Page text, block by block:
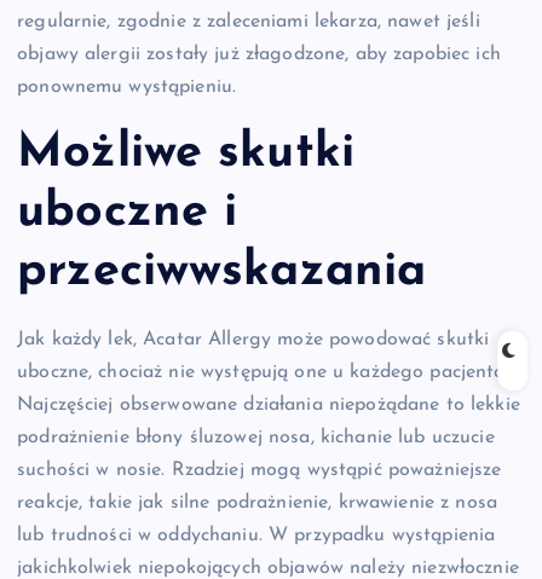
regularnie, zgodnie z zaleceniami lekarza, nawet jeśli
objawy alergii zostały już złagodzone, aby zapobiec ich
ponownemu wystąpieniu.
Możliwe skutki
uboczne i
przeciwwskazania
Jak każdy lek, Acatar Allergy może powodować skutki
uboczne, chociaż nie występują one u każdego pacjenta.
Najczęściej obserwowane działania niepożądane to lekkie
podrażnienie błony śluzowej nosa, kichanie lub uczucie
suchości w nosie. Rzadziej mogą wystąpić poważniejsze
reakcje, takie jak silne podrażnienie, krwawienie z nosa
lub trudności w oddychaniu. W przypadku wystąpienia
jakichkolwiek niepokojących objawów należy niezwłocznie